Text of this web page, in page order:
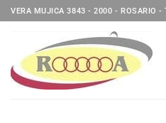
Saltar
al
VERA MUJICA 3843 - 2000 - ROSARIO